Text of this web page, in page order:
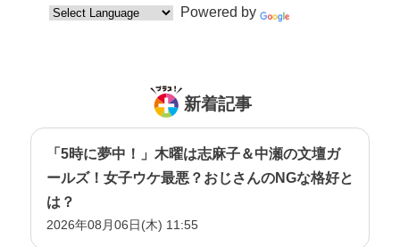
Powered by
新着記事
「5時に夢中！」木曜は志麻子＆中瀬の文壇ガ
ールズ！女子ウケ最悪？おじさんのNGな格好と
は？
2026年08月06日(木) 11:55